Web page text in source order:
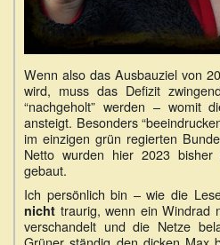
Wenn also das Ausbauziel von
wird, muss das Defizit
“nachgeholt” werden – womit
ansteigt. Besonders
im einzigen grün regierten
Netto wurden hier 2023
gebaut.
Ich persönlich bin – wie die
nicht traurig, wenn ein Windrad
verschandelt und die Netze